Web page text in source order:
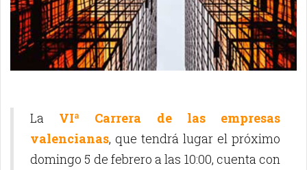
La VIª Carrera de las empresas
valencianas, que tendrá lugar el próximo
domingo 5 de febrero a las 10:00, cuenta con